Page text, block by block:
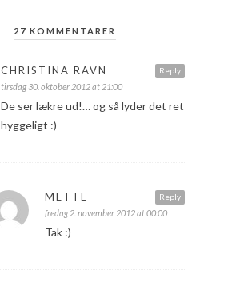
27 KOMMENTARER
Reply
CHRISTINA RAVN
tirsdag 30. oktober 2012 at 21:00
De ser lækre ud!… og så lyder det ret
hyggeligt :)
Reply
METTE
fredag 2. november 2012 at 00:00
Tak :)